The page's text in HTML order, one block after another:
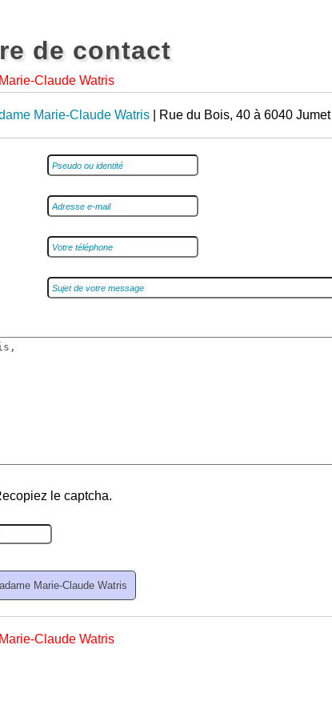
de contact
Claude Watris
Marie-Claude Watris | Rue du Bois, 40 à 6040 Jumet
le captcha.
Claude Watris